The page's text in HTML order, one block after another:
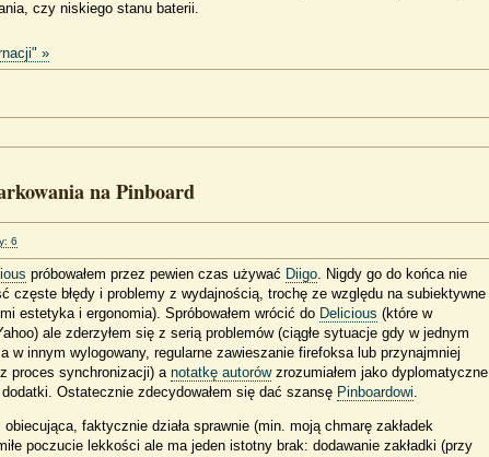
czy niskiego stanu baterii.
»
na Pinboard
6
próbowałem przez pewien czas używać Diigo . Nigdy go do końca nie
częste błędy i problemy z wydajnością, trochę ze względu na subiektywne
estetyka i ergonomia). Spróbowałem wrócić do Delicious (które w
ale zderzyłem się z serią problemów (ciągłe sytuacje gdy w jednym
w innym wylogowany, regularne zawieszanie firefoksa lub przynajmniej
proces synchronizacji) a notatkę autorówzrozumiałem jako dyplomatyczne
Ostatecznie zdecydowałem się dać szansę Pinboardowi
faktycznie działa sprawnie (min. moją chmarę zakładek
poczucie lekkości ale ma jeden istotny brak: dodawanie zakładki (przy